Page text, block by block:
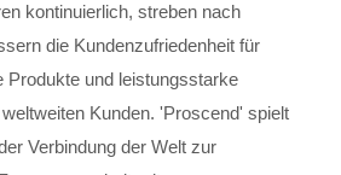
kontinuierlich, streben nach
die Kundenzufriedenheit für
Produkte und leistungsstarke
Kunden. 'Proscend' spielt
Verbindung der Welt zur